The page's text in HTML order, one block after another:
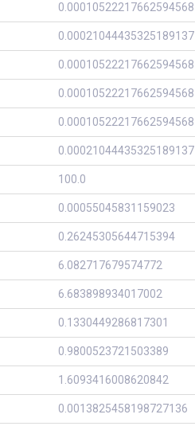
0.00010522217662594568
0.00021044435325189137
0.00010522217662594568
0.00010522217662594568
0.00010522217662594568
0.00021044435325189137
100.0
0.00055045831159023
0.26245305644715394
6.082717679574772
6.683898934017002
0.1330449286817301
0.9800523721503389
1.6093416008620842
0.0013825458198727136